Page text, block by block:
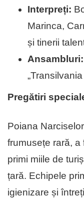
Interpreți:
Marinca,
și tinerii
Ansambluri:
Pregătiri
Poiana
frumusețe rară, a
primi miile de
țară. Echipele
igienizare și